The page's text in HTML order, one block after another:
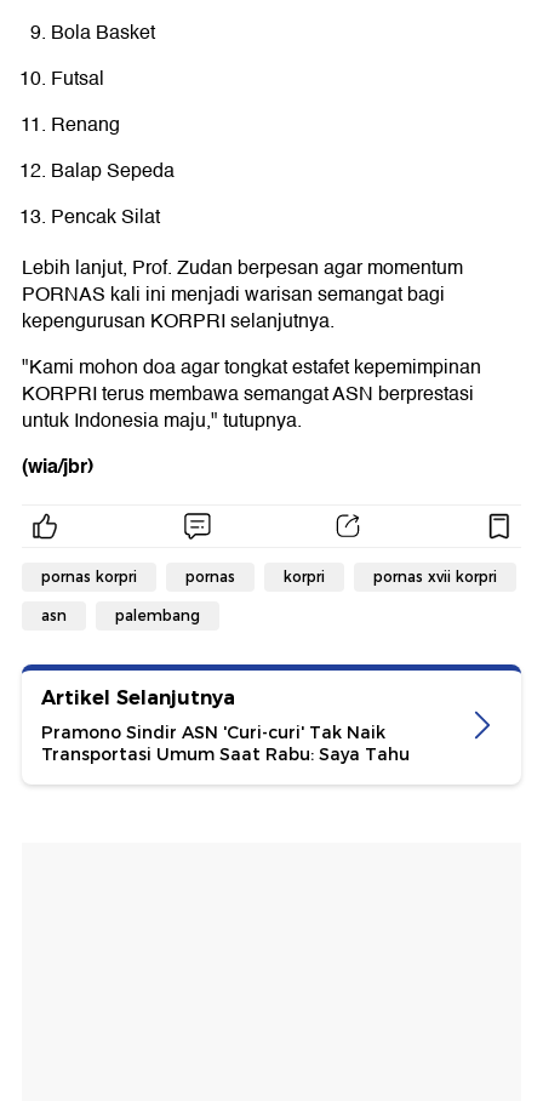
Bola Basket
Futsal
Renang
Balap Sepeda
Pencak Silat
Lebih lanjut, Prof. Zudan berpesan agar momentum
PORNAS kali ini menjadi warisan semangat bagi
kepengurusan KORPRI selanjutnya.
"Kami mohon doa agar tongkat estafet kepemimpinan
KORPRI terus membawa semangat ASN berprestasi
untuk Indonesia maju," tutupnya.
(wia/jbr)
pornas korpri pornas korpri pornas xvii korpri
asn palembang
Artikel Selanjutnya
Pramono Sindir ASN 'Curi-curi' Tak Naik
Transportasi Umum Saat Rabu: Saya Tahu